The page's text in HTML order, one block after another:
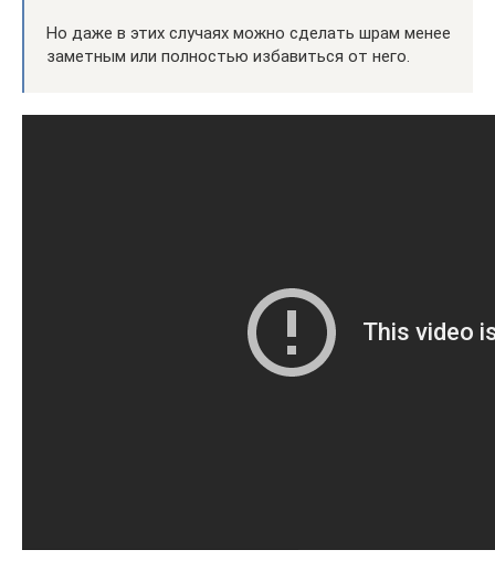
Но даже в этих случаях можно сделать шрам менее
заметным или полностью избавиться от него.